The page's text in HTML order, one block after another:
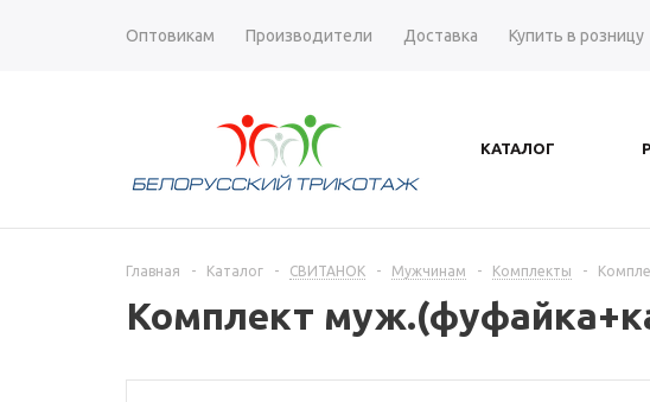
Оптовикам Производители Доставка Купить в розницу
КАТАЛОГ
Главная - Каталог - СВИТАНОК - Мужчинам - Комплекты -
Комплект